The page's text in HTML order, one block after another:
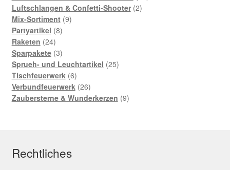
Luftschlangen & Confetti-Shooter 22
Mix-Sortiment 99
Partyartikel 88
Raketen 2424
Produkte
Sparpakete 33
Produkte
Sprueh- und Leuchtartikel 2525
Tischfeuerwerk 66
Produkte
Verbundfeuerwerk 2626
Produkte
Zaubersterne & Wunderkerzen 99
Rechtliches